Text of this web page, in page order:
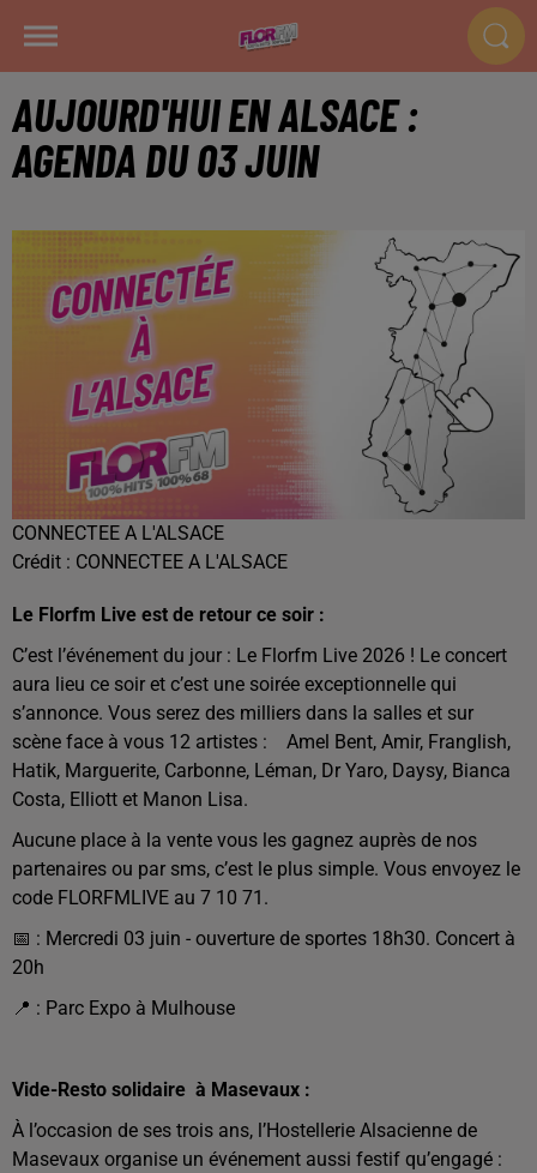
AUJOURD'HUI EN ALSACE :
AGENDA DU 03 JUIN
CONNECTEE A L'ALSACE
Crédit : CONNECTEE A L'ALSACE
Le Florfm Live est de retour ce soir :
C’est l’événement du jour : Le Florfm Live 2026 ! Le concert
aura lieu ce soir et c’est une soirée exceptionnelle qui
s’annonce. Vous serez des milliers dans la salles et sur
scène face à vous 12 artistes : Amel Bent, Amir, Franglish,
Hatik, Marguerite, Carbonne, Léman, Dr Yaro, Daysy, Bianca
Costa, Elliott et Manon Lisa.
Aucune place à la vente vous les gagnez auprès de nos
partenaires ou par sms, c’est le plus simple. Vous envoyez le
code FLORFMLIVE au 7 10 71.
📅 : Mercredi 03 juin - ouverture de sportes 18h30. Concert à
20h
📍 : Parc Expo à Mulhouse
Vide-Resto solidaire à Masevaux :
À l’occasion de ses trois ans, l’Hostellerie Alsacienne de
Masevaux organise un événement aussi festif qu’engagé :